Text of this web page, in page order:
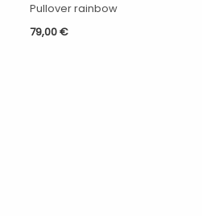
Pullover rainbow
79,00€